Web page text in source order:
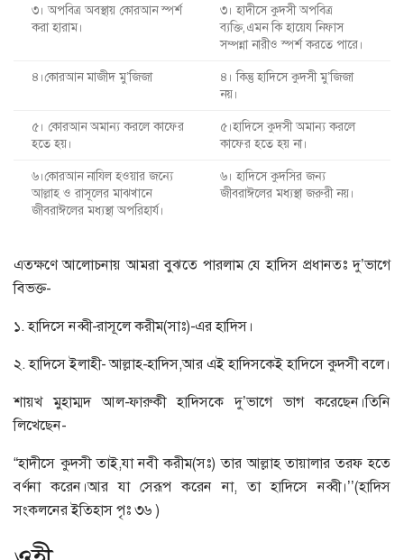
৩। অপবিত্র অবস্থায় কোরআন স্পর্শ
করা হারাম।
৩। হাদীসে কুদসী অপবিত্র
ব্যক্তি,এমন কি হায়েয নিফাস
সম্পন্না নারীও স্পর্শ করতে পারে।
৪।কোরআন মাজীদ মু’জিজা
৪। কিন্তু হাদিসে কুদসী মু’জিজা
নয়।
৫। কোরআন অমান্য করলে কাফের
হতে হয়।
৫।হাদিসে কুদসী অমান্য করলে
কাফের হতে হয় না।
৬।কোরআন নাযিল হওয়ার জন্যে
আল্লাহ ও রাসূলের মাঝখানে
জীবরাঈলের মধ্যস্থা অপরিহার্য।
৬। হাদিসে কুদসির জন্য
জীবরাঈলের মধ্যস্থা জরুরী নয়।
এতক্ষণে আলোচনায় আমরা বুঝতে পারলাম যে হাদিস প্রধানতঃ দু’ভাগে
বিভক্ত-
১. হাদিসে নব্বী-রাসূলে করীম(সাঃ)-এর হাদিস।
২. হাদিসে ইলাহী- আল্লাহ-হাদিস,আর এই হাদিসকেই হাদিসে কুদসী বলে।
শায়খ মুহাম্মদ আল-ফারুকী হাদিসকে দু’ভাগে ভাগ করেছেন।তিনি
লিখেছেন-
“হাদীসে কুদসী তাই,যা নবী করীম(সঃ) তার আল্লাহ তায়ালার তরফ হতে
বর্ণনা করেন।আর যা সেরূপ করেন না, তা হাদিসে নব্বী।’’(হাদিস
সংকলনের ইতিহাস পৃঃ ৩৬ )